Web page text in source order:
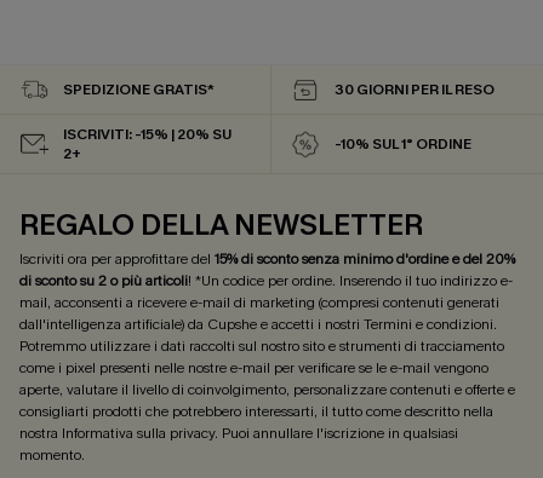
SPEDIZIONE GRATIS* 30 GIORNI PER IL RESO
ISCRIVITI: -15% | 20% SU
2+
-10% SUL 1° ORDINE
REGALO DELLA NEWSLETTER
Iscriviti ora per approfittare del 15% di sconto senza minimo d'ordine e del 20%
di sconto su 2 o più articoli! *Un codice per ordine. Inserendo il tuo indirizzo e-
mail, acconsenti a ricevere e-mail di marketing (compresi contenuti generati
dall'intelligenza artificiale) da Cupshe e accetti i nostri Termini e condizioni.
Potremmo utilizzare i dati raccolti sul nostro sito e strumenti di tracciamento
come i pixel presenti nelle nostre e-mail per verificare se le e-mail vengono
aperte, valutare il livello di coinvolgimento, personalizzare contenuti e offerte e
consigliarti prodotti che potrebbero interessarti, il tutto come descritto nella
nostra Informativa sulla privacy. Puoi annullare l'iscrizione in qualsiasi
momento.